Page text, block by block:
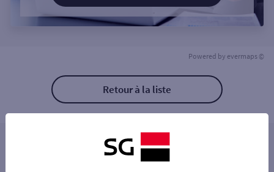
Powered by evermaps ©
Retour à la liste
Les distributeurs/automates à proximité
MONTIVILLIERS 1 RUE LEON GAMBETTA